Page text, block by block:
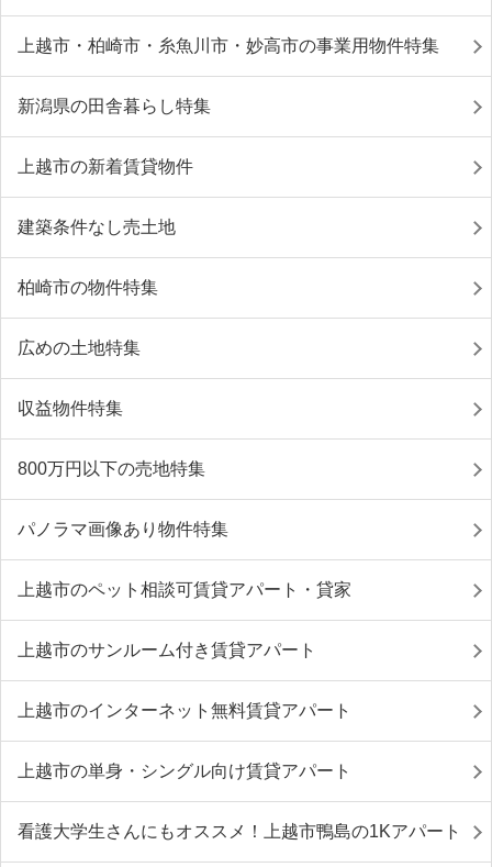
上越市・柏崎市・糸魚川市・妙高市の事業用物件特集
新潟県の田舎暮らし特集
上越市の新着賃貸物件
建築条件なし売土地
柏崎市の物件特集
広めの土地特集
収益物件特集
800万円以下の売地特集
パノラマ画像あり物件特集
上越市のペット相談可賃貸アパート・貸家
上越市のサンルーム付き賃貸アパート
上越市のインターネット無料賃貸アパート
上越市の単身・シングル向け賃貸アパート
看護大学生さんにもオススメ！上越市鴨島の1Kアパート